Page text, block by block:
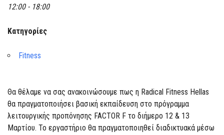
12:00 - 18:00
Κατηγορίες
Fitness
Θα θέλαμε να σας ανακοινώσουμε πως η Radical Fitness Hellas
θα πραγματοποιήσει βασική εκπαίδευση στο πρόγραμμα
λειτουργικής προπόνησης FACTOR F το διήμερο 12 & 13
Μαρτίου. Το εργαστήριο θα πραγματοποιηθεί διαδικτυακά μέσω